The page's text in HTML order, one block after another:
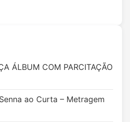
ÁLBUM COM PARCITAÇÃO
ao Curta – Metragem